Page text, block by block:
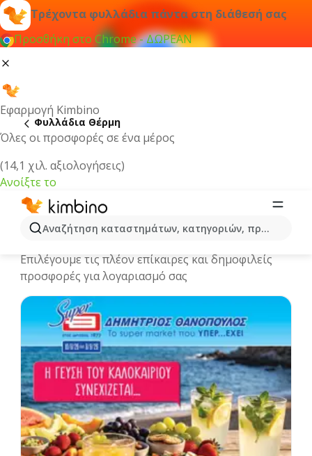
Τρέχοντα φυλλάδια πάντα στη διάθεσή σας
Προσθήκη στο Chrome - ΔΩΡΕΑΝ
Εφαρμογή Kimbino
Όλες οι προσφορές σε ένα μέρος
(14,1 χιλ. αξιολογήσεις)
Ανοίξτε το
Αναζήτηση καταστημάτων, κατηγοριών, προϊόντων...
Φυλλάδια Θέρμη
Θέρμη | Τρέχοντα φυλλάδια και
Επιλέγουμε τις πλέον επίκαιρες και δημοφιλείς
προσφορές για λογαριασμό σας